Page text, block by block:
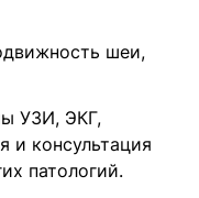
шеи,
УЗИ, ЭКГ,
и консультация
патологий.